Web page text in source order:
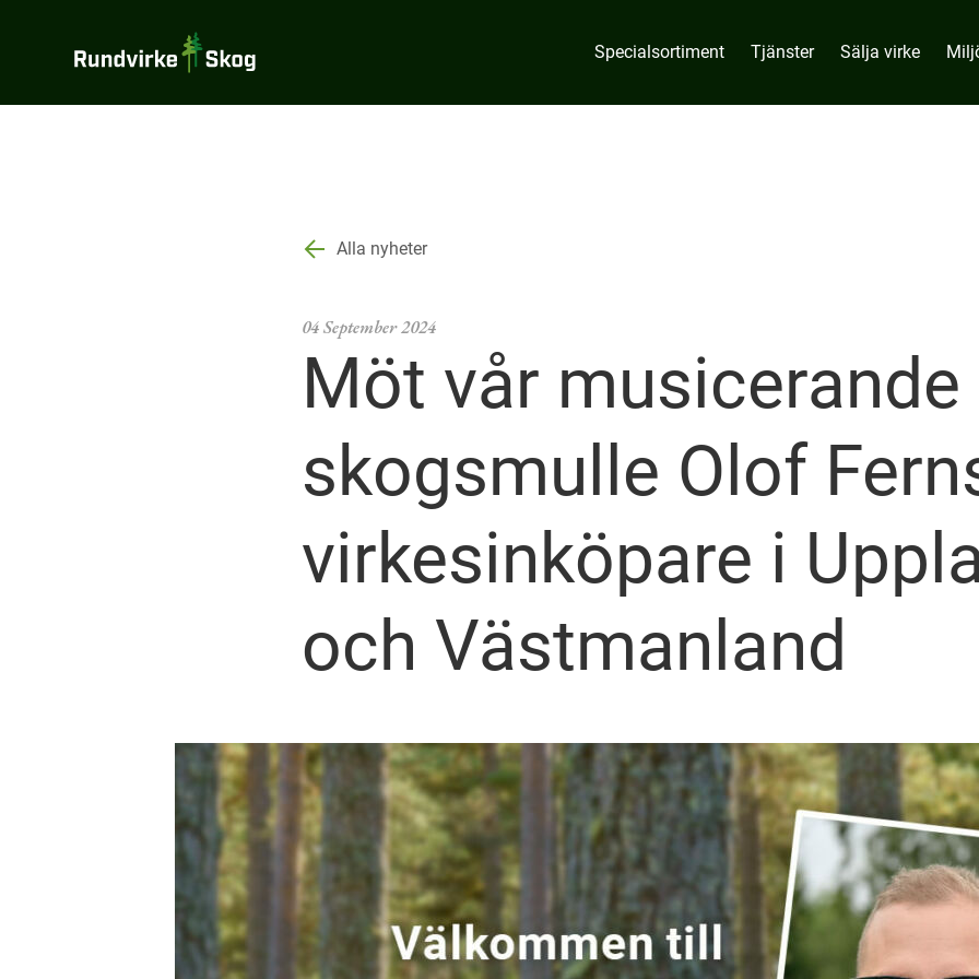
Rundvirke
Specialsortiment Tjänster Sälja virke
Alla nyheter
04 September 2024
Möt vår musicerande
skogsmulle Olof
virkesinköpare i
och Västmanland